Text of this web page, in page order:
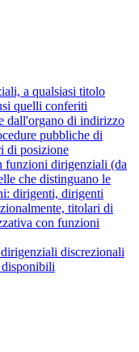
a qualsiasi titolo
quelli conferiti
dall'organo di indirizzo
pubbliche di
di posizione
funzioni dirigenziali (da
che distinguano le
dirigenti, dirigenti
titolari di
con funzioni
discrezionali